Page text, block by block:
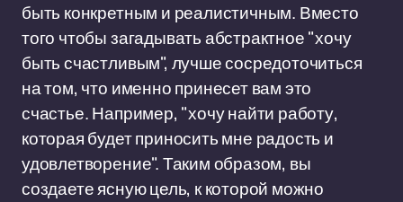
быть конкретным и реалистичным. Вместо
того чтобы загадывать абстрактное "хочу
быть счастливым", лучше сосредоточиться
на том, что именно принесет вам это
счастье. Например, "хочу найти работу,
которая будет приносить мне радость и
удовлетворение". Таким образом, вы
создаете ясную цель, к которой можно